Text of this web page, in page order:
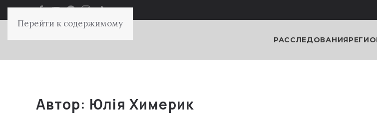
Перейти к содержимому
РАССЛЕДОВАНИЯ
Автор: Юлія Химерик